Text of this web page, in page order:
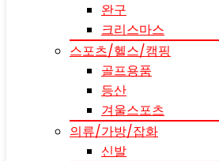
완구
크리스마스
스포츠/헬스/캠핑
골프용품
등산
겨울스포츠
의류/가방/잡화
신발